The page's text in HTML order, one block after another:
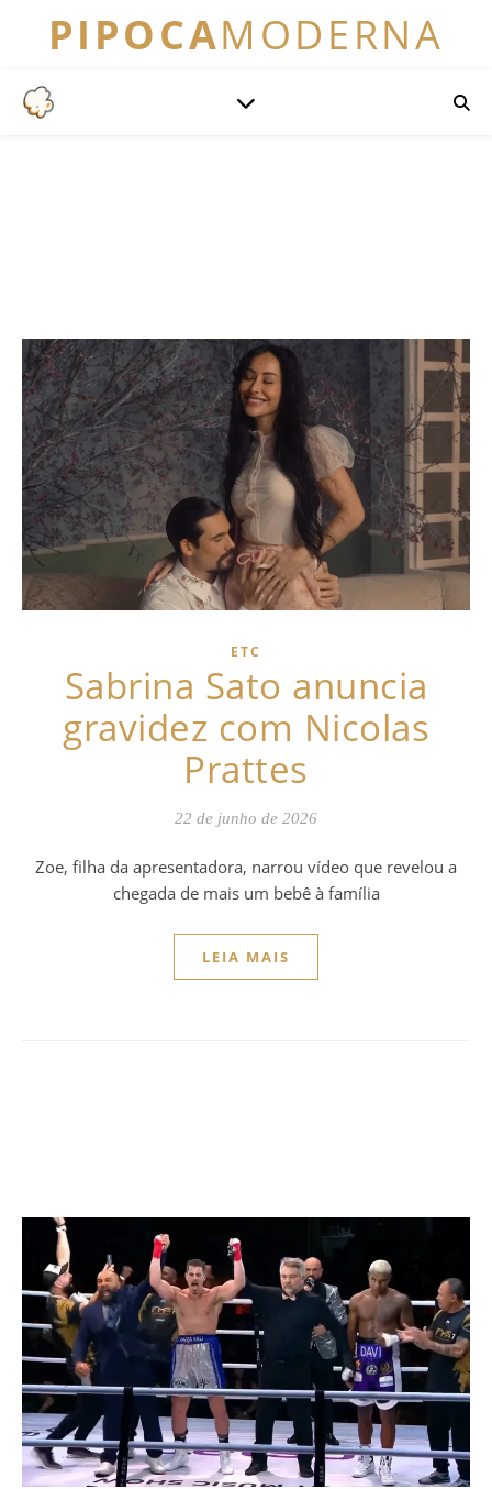
PIPOCAMODERNA
ETC
Sabrina Sato anuncia
gravidez com Nicolas
Prattes
22 de junho de 2026
Zoe, filha da apresentadora, narrou vídeo que revelou a
chegada de mais um bebê à família
LEIA MAIS